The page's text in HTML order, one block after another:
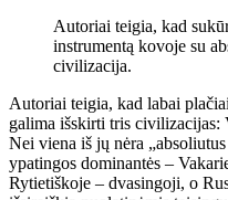
Autoriai teigia, kad
instrumentą kovoje su
civilizacija.
Autoriai teigia, kad labai
galima išskirti tris civilizacijas:
Nei viena iš jų nėra
ypatingos dominantės –
Rytietiškoje – dvasingoji, o